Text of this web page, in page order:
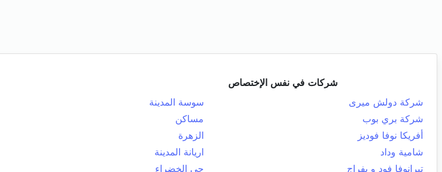
شركات في نفس الإختصاص
شركة دولش ميرى
سوسة المدينة
شركة بري بوب
مساكن
أفريكا نوفا فوديز
الزهرة
شامية وداد
اريانة المدينة
تيرانوفا فود و بفراج
حي الخضراء